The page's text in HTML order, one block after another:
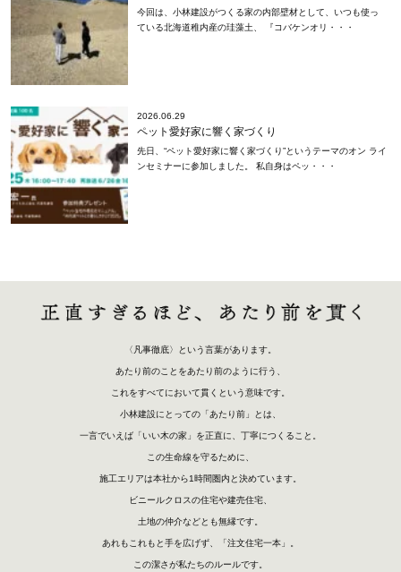
今回は、小林建設がつくる家の内部壁材として、いつも使っ
ている北海道稚内産の珪藻土、 『コバケンオリ・・・
2026.06.29
ペット愛好家に響く家づくり
先日、“ペット愛好家に響く家づくり”というテーマのオン ライ
ンセミナーに参加しました。 私自身はペッ・・・
〈凡事徹底〉という言葉があります。
あたり前のことをあたり前のように行う、
これをすべてにおいて貫くという意味です。
小林建設にとっての「あたり前」とは、
一言でいえば「いい木の家」を正直に、丁寧につくること。
この生命線を守るために、
施工エリアは本社から1時間圏内と決めています。
ビニールクロスの住宅や建売住宅、
土地の仲介などとも無縁です。
あれもこれもと手を広げず、「注文住宅一本」。
この潔さが私たちのルールです。